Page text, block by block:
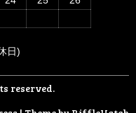
日)
reserved.